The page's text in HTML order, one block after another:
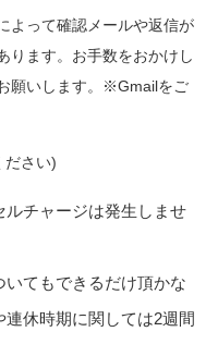
よって確認メールや返信が
ります。お手数をおかけし
願いします。※Gmailをご
ださい)
チャージは発生しませ
てもできるだけ頂かな
休時期に関しては2週間